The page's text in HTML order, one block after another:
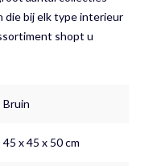
die bij elk type interieur
shopt u
Bruin
45 x 45 x 50 cm